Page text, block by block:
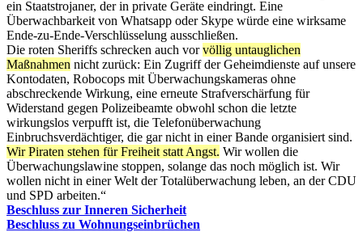
ein Staatstrojaner, der in private Geräte eindringt. Eine
Überwachbarkeit von Whatsapp oder Skype würde eine wirksame
Ende-zu-Ende-Verschlüsselung ausschließen.
Die roten Sheriffs schrecken auch vorvöllig untauglichen
Maßnahmen nicht zurück: Ein Zugriff der Geheimdienste auf unsere
Kontodaten, Robocops mit Überwachungskameras ohne
abschreckende Wirkung, eine erneute Strafverschärfung für
Widerstand gegen Polizeibeamte obwohl schon die letzte
wirkungslos verpufft ist, die Telefonüberwachung
Einbruchsverdächtiger, die gar nicht in einer Bande organisiert sind.
Wir Piraten stehen für Freiheit statt Angst. Wir wollen die
Überwachungslawine stoppen, solange das noch möglich ist. Wir
wollen nicht in einer Welt der Totalüberwachung leben, an der CDU
und SPD arbeiten.“
Beschluss zur Inneren Sicherheit
Beschluss zu Wohnungseinbrüchen